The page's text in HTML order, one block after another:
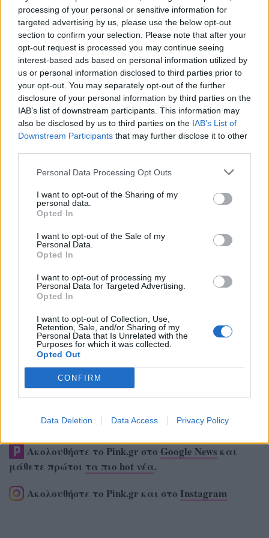
processing of your personal or sensitive information for
targeted advertising by us, please use the below opt-out
section to confirm your selection. Please note that after your
opt-out request is processed you may continue seeing
interest-based ads based on personal information utilized by
us or personal information disclosed to third parties prior to
your opt-out. You may separately opt-out of the further
disclosure of your personal information by third parties on the
IAB’s list of downstream participants. This information may
also be disclosed by us to third parties on the IAB’s List of
Downstream Participants that may further disclose it to other
Personal Data Processing Opt Outs
I want to opt-out of the Sharing of my
personal data.
Opted In
I want to opt-out of the Sale of my
Personal Data.
Opted In
I want to opt-out of processing my
Personal Data for Targeted Advertising.
Opted In
I want to opt-out of Collection, Use,
Retention, Sale, and/or Sharing of my
Personal Data that Is Unrelated with the
Purposes for which it was collected.
Opted Out
CONFIRM
Data Deletion Data Access Privacy Policy
τέχνης από γυναίκες. Οι τιμές για έργα τέχνης
από γυναίκες «αυξάνονται επί του παρόντος 29%
πιο γρήγορα από ό,τι για την τέχνη ανδρών
καλλιτεχνών», γράφει η Sieghart στον The Guardian.
«Υπάρχει ακόμη πολύς δρόμος μέχρι να κερδίσουν
οι γυναίκες καλλιτέχνες όσο και οι άντρες»,
καταλήγει το ντοκιμαντέρ. «Αλλά επιτέλους
κινούμαστε προς τη σωστή κατεύθυνση».
Ακολουθήστε το Pink.gr στο Google News και
μάθετε πρώτοι τα πιο hot νέα.
Ακολουθήστε το Pink.gr και στο Instagram